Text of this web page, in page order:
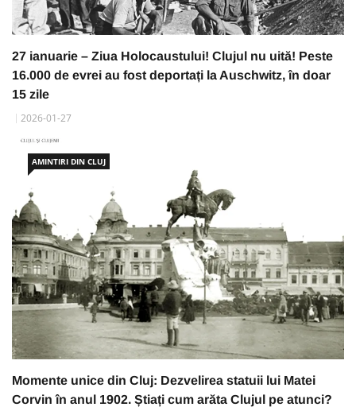
27 ianuarie – Ziua Holocaustului! Clujul nu uită! Peste
16.000 de evrei au fost deportați la Auschwitz, în doar
15 zile
2026-01-27
AMINTIRI DIN CLUJ
Momente unice din Cluj: Dezvelirea statuii lui Matei
Corvin în anul 1902. Știați cum arăta Clujul pe atunci?